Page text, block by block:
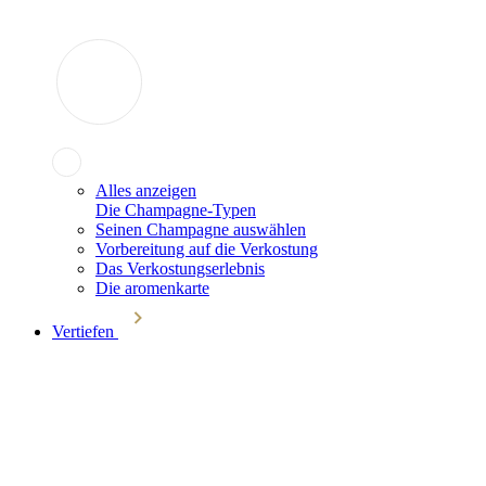
Alles anzeigen
Die Champagne-Typen
Seinen Champagne auswählen
Vorbereitung auf die Verkostung
Das Verkostungserlebnis
Die aromenkarte
Vertiefen